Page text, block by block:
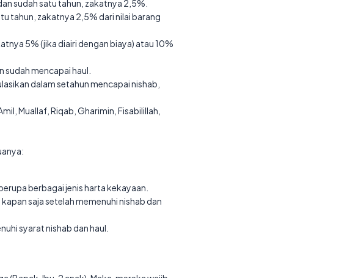
sudah satu tahun, zakatnya 2,5%.
tahun, zakatnya 2,5% dari nilai barang
5% (jika diairi dengan biaya) atau 10%
mencapai haul.
dalam setahun mencapai nishab,
Muallaf, Riqab, Gharimin, Fisabilillah,
berbagai jenis harta kekayaan.
saja setelah memenuhi nishab dan
syarat nishab dan haul.